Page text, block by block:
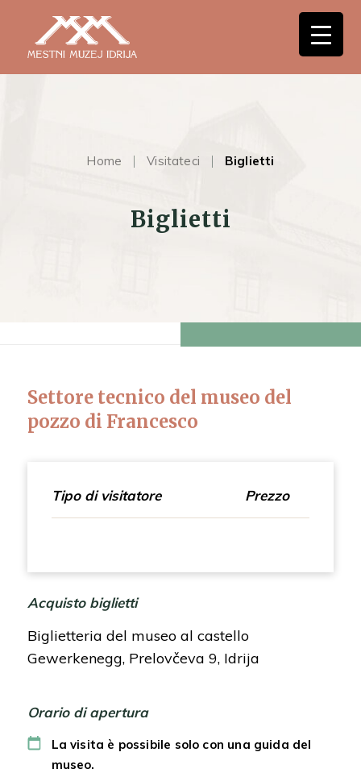
Home Visitateci Biglietti
Biglietti
Settore tecnico del museo del
pozzo di Francesco
Tipo di visitatore Prezzo
Acquisto biglietti
Biglietteria del museo al castello
Gewerkenegg, Prelovčeva 9, Idrija
Orario di apertura
La visita è possibile solo con una guida del
museo.